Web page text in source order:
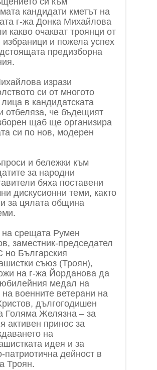
кандидати кметът на
г-жа Донка Михайлова
какво очакват троянци от
избраници и пожела успех
предизборна
изрази
си от многото
в кандидатската
отбеляза, че бъдещият
щаб ще организира
си по нов, модерен
и бележки към
за народни
бяха поставени
дискусионни теми, както
за цялата община
на срещата Румен
заместник-председател
но Българския
съюз (Троян),
на г-жа Йорданова да
медал на
военните ветерани на
дългогодишен
Голяма Желязна – за
активен принос за
на
идея и за
патриотична дейност в
Троян.